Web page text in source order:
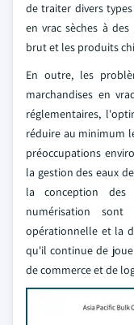
de traiter divers
en vrac sèches à
brut et les produits
En outre, les
marchandises en
réglementaires,
réduire au minimum
préoccupations
la gestion des eaux
la conception des
numérisation sont
opérationnelle et la
qu'il continue de
de commerce et de